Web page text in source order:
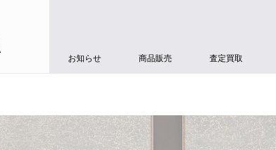
お知らせ 商品販売 査定買取